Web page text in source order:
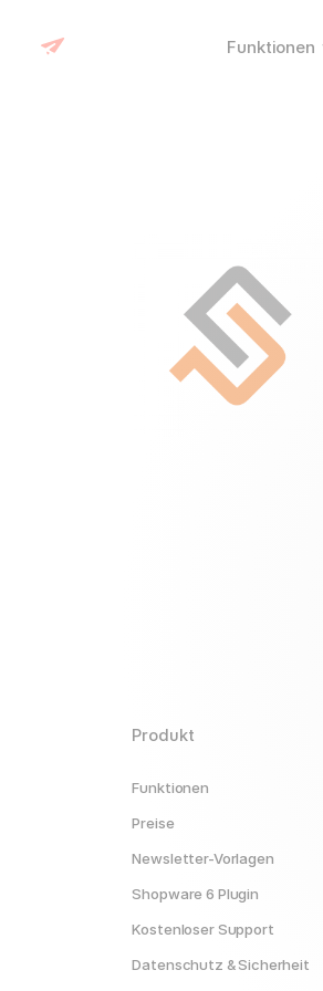
Funktionen
Produkt
Funktionen
Preise
Newsletter-Vorlagen
Shopware 6 Plugin
Kostenloser Support
Datenschutz & Sicherheit